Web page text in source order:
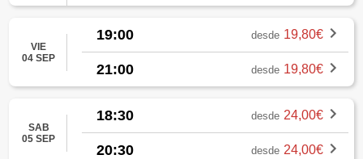
VIE
04 SEP
19:00 desde 19,80€
21:00 desde 19,80€
SAB
05 SEP
18:30 desde 24,00€
20:30 desde 24,00€